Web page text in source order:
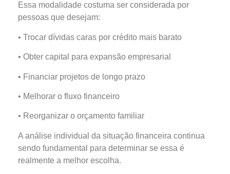
Essa modalidade costuma ser considerada por
pessoas que desejam:
• Trocar dívidas caras por crédito mais barato
• Obter capital para expansão empresarial
• Financiar projetos de longo prazo
• Melhorar o fluxo financeiro
• Reorganizar o orçamento familiar
A análise individual da situação financeira continua
sendo fundamental para determinar se essa é
realmente a melhor escolha.